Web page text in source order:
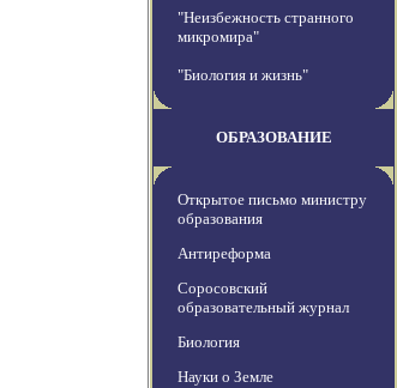
"Неизбежность странного
микромира"
"Биология и жизнь"
ОБРАЗОВАНИЕ
Открытое письмо министру
образования
Антиреформа
Соросовский
образовательный журнал
Биология
Науки о Земле